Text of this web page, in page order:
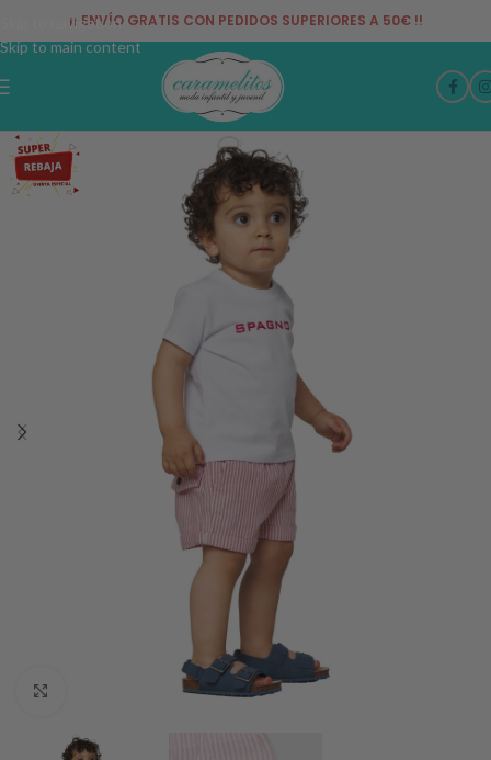
Skip to navigation
Skip to main content
¡¡ ENVÍO GRATIS CON PEDIDOS SUPERIORES A 50€ !!
-33%
Haga Click para agrandar